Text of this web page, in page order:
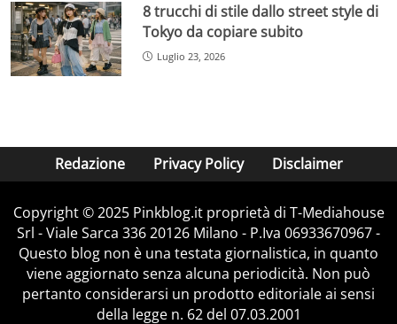
8 trucchi di stile dallo street style di
Tokyo da copiare subito
Luglio 23, 2026
Redazione Privacy Policy Disclaimer
Copyright © 2025 Pinkblog.it proprietà di T-Mediahouse
Srl - Viale Sarca 336 20126 Milano - P.Iva 06933670967 -
Questo blog non è una testata giornalistica, in quanto
viene aggiornato senza alcuna periodicità. Non può
pertanto considerarsi un prodotto editoriale ai sensi
della legge n. 62 del 07.03.2001